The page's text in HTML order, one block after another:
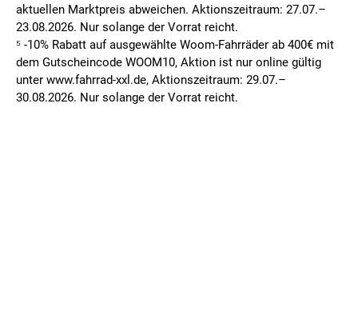
aktuellen Marktpreis abweichen. Aktionszeitraum: 27.07.–
23.08.2026. Nur solange der Vorrat reicht.
⁵ -10% Rabatt auf ausgewählte Woom-Fahrräder ab 400€ mit
dem Gutscheincode WOOM10, Aktion ist nur online gültig
unter www.fahrrad-xxl.de, Aktionszeitraum: 29.07.–
30.08.2026. Nur solange der Vorrat reicht.